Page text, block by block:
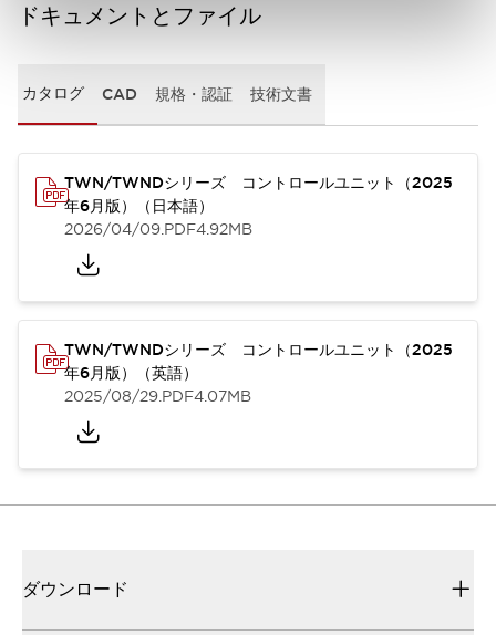
ドキュメントとファイル
カタログ CAD 規格・認証 技術文書
TWN/TWNDシリーズ コントロールユニット（2025
年6月版）（日本語）
2026/04/09.PDF4.92MB
TWN/TWNDシリーズ コントロールユニット（2025
年6月版）（英語）
2025/08/29.PDF4.07MB
ダウンロード